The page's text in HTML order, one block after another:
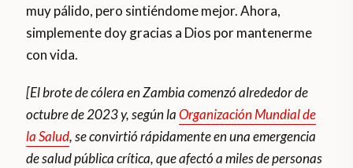
muy pálido, pero sintiéndome mejor. Ahora,
simplemente doy gracias a Dios por mantenerme
con vida.
[El brote de cólera en Zambia comenzó alrededor de
octubre de 2023 y, según laOrganización Mundial de
la Salud, se convirtió rápidamente en una emergencia
de salud pública crítica, que afectó a miles de personas